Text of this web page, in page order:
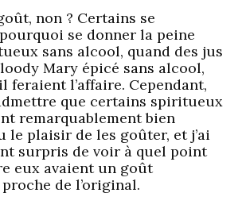
non ? Certains se
se donner la peine
sans alcool, quand des jus
Mary épicé sans alcool,
feraient l’affaire. Cependant,
que certains spiritueux
remarquablement bien
le plaisir de les goûter, et j’ai
surpris de voir à quel point
eux avaient un goût
de l’original.